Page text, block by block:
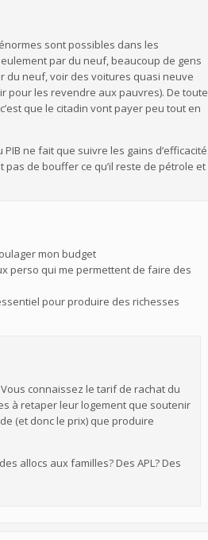
sont possibles dans les
par du neuf, beaucoup de gens
du neuf, voir des voitures quasi neuve
pour les revendre aux pauvres). De toute
que le citadin vont payer peu tout en
ne fait que suivre les gains d’efficacité
pas de bouffer ce qu’il reste de pétrole et
mon budget
perso qui me permettent de faire des
pour produire des richesses
connaissez le tarif de rachat du
à retaper leur logement que soutenir
(et donc le prix) que produire
allocs aux familles? Des APL? Des